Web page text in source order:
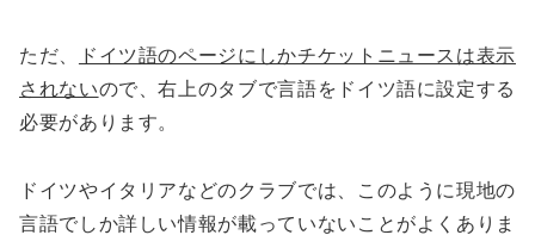
ただ、
ドイツ語のページにしかチケットニュースは表示
されないので、右上のタブで言語をドイツ語に設定する
必要があります。
ドイツやイタリアなどのクラブでは、このように現地の
言語でしか詳しい情報が載っていないことがよくありま